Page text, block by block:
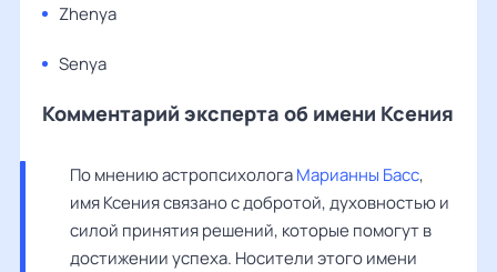
Zhenya
Senya
Комментарий эксперта об имени Ксения
По мнению астропсихолога Марианны Басс,
имя Ксения связано с добротой, духовностью и
силой принятия решений, которые помогут в
достижении успеха. Носители этого имени